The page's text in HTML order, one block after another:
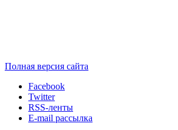
Полная версия сайта
Facebook
Twitter
RSS-ленты
E-mail рассылка